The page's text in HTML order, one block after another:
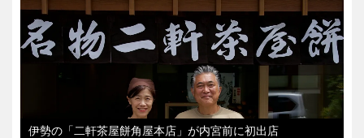
伊勢の「二軒茶屋餅角屋本店」が内宮前に初出店